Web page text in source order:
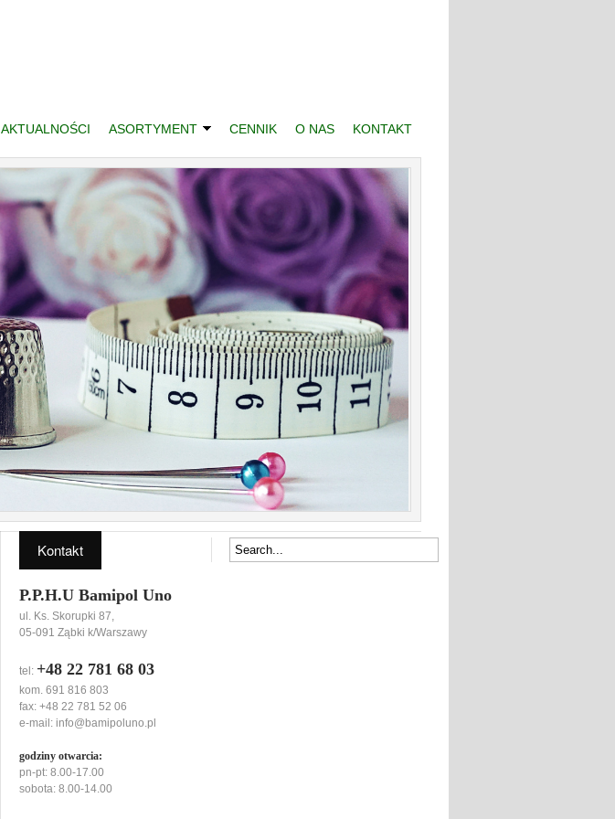
AKTUALNOŚCI ASORTYMENT CENNIK O NAS KONTAKT
Kontakt
P.P.H.U Bamipol Uno
ul. Ks. Skorupki 87,
05-091 Ząbki k/Warszawy
tel: +48 22 781 68 03
kom. 691 816 803
fax: +48 22 781 52 06
e-mail: info@bamipoluno.pl
godziny otwarcia:
pn-pt: 8.00-17.00
sobota: 8.00-14.00